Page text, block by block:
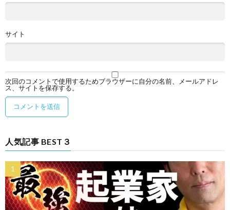
サイト
次回のコメントで使用するためブラウザーに自分の名前、メールアドレ
ス、サイトを保存する。
人気記事 BEST３